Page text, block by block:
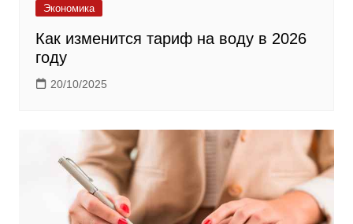
Экономика
Как изменится тариф на воду в 2026
году
20/10/2025